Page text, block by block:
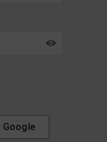
Google